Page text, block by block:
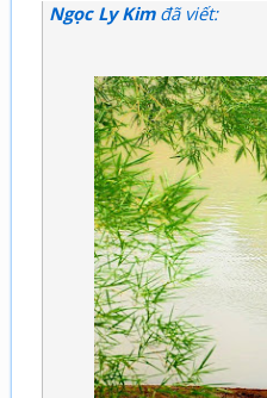
Ngọc Ly Kimđã viết: